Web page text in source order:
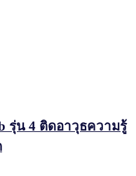
รุ่น 4 ติดอาวุธความรู้